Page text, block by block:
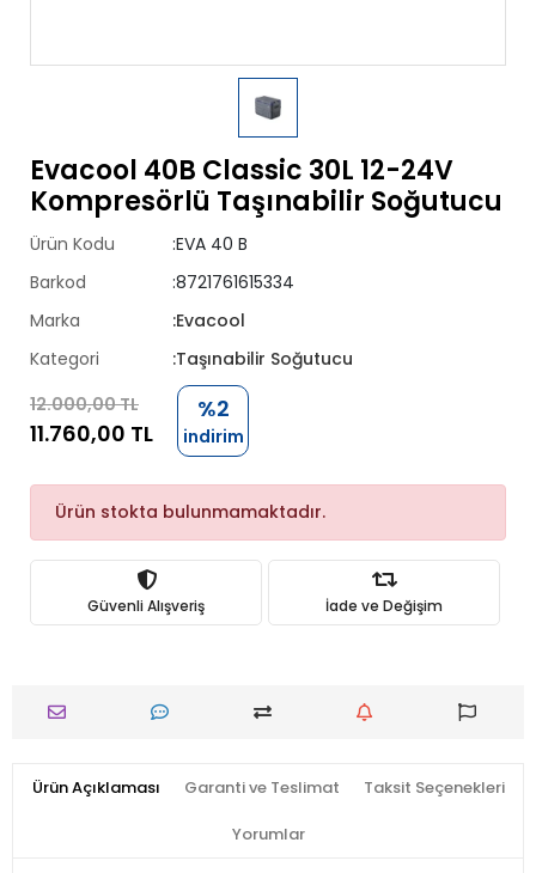
Evacool 40B Classic 30L 12-24V
Kompresörlü Taşınabilir Soğutucu
Ürün Kodu
:EVA 40 B
Barkod
:8721761615334
Marka
:Evacool
Kategori
:Taşınabilir Soğutucu
12.000,00 TL
11.760,00 TL
%2
indirim
Ürün stokta bulunmamaktadır.
Güvenli Alışveriş İade ve Değişim
Ürün Açıklaması Garanti ve Teslimat Taksit Seçenekleri
Yorumlar